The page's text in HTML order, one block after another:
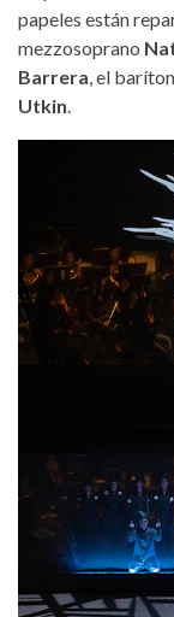
papeles están
mezzosoprano
Barrera, el
Utkin.